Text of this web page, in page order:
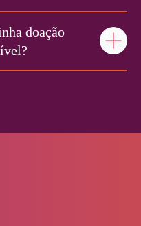
doação